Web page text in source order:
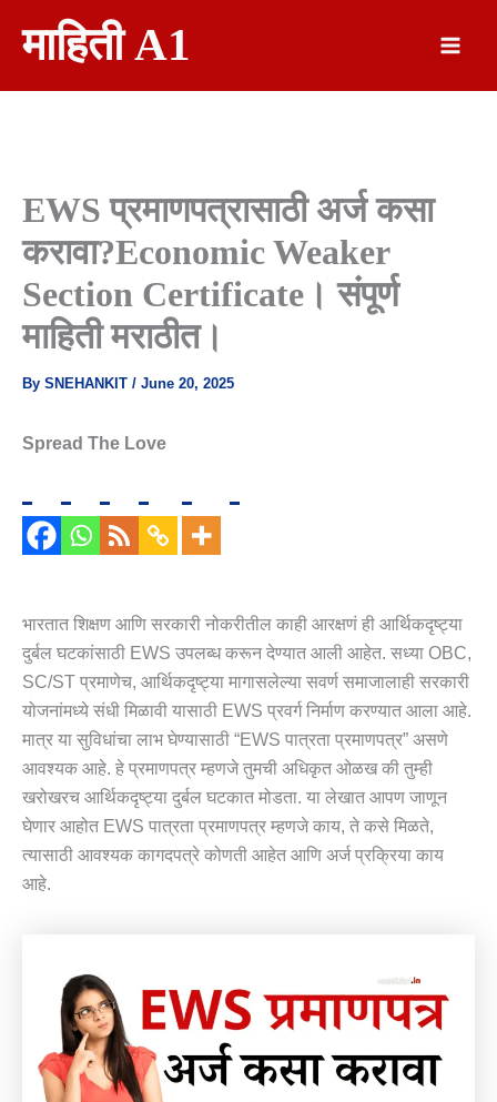
माहिती A1
EWS प्रमाणपत्रासाठी अर्ज कसा
करावा?Economic Weaker
Section Certificate। संपूर्ण
माहिती मराठीत।
By SNEHANKIT / June 20, 2025
Spread The Love
भारतात शिक्षण आणि सरकारी नोकरीतील काही आरक्षणं ही आर्थिकदृष्ट्या
दुर्बल घटकांसाठी EWS उपलब्ध करून देण्यात आली आहेत. सध्या OBC,
SC/ST प्रमाणेच, आर्थिकदृष्ट्या मागासलेल्या सवर्ण समाजालाही सरकारी
योजनांमध्ये संधी मिळावी यासाठी EWS प्रवर्ग निर्माण करण्यात आला आहे.
मात्र या सुविधांचा लाभ घेण्यासाठी “EWS पात्रता प्रमाणपत्र” असणे
आवश्यक आहे. हे प्रमाणपत्र म्हणजे तुमची अधिकृत ओळख की तुम्ही
खरोखरच आर्थिकदृष्ट्या दुर्बल घटकात मोडता. या लेखात आपण जाणून
घेणार आहोत EWS पात्रता प्रमाणपत्र म्हणजे काय, ते कसे मिळते,
त्यासाठी आवश्यक कागदपत्रे कोणती आहेत आणि अर्ज प्रक्रिया काय
आहे.